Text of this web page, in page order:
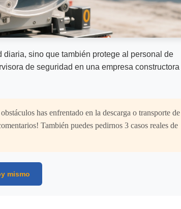
sino que también protege al personal de
de seguridad en una empresa constructora
has enfrentado en la descarga o transporte de
También puedes pedirnos 3 casos reales de
mismo